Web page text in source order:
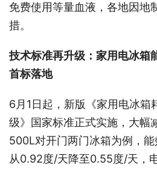
免费使用等量血液，各地因地
措。
技术标准再升级：家用电冰箱
首标落地
6月1日起，新版《家用电冰箱
级》国家标准正式实施，大幅
500L对开门两门冰箱为例，
从0.92度/天降至0.55度/天，